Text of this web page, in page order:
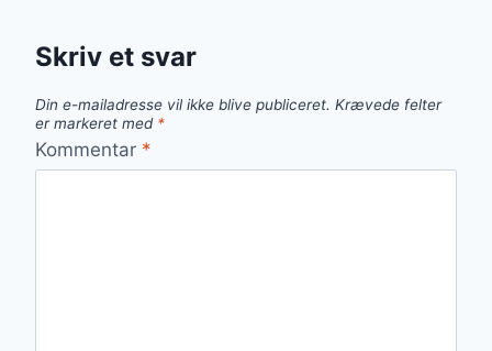
Skriv et svar
Din e-mailadresse vil ikke blive publiceret. Krævede felter
er markeret med *
Kommentar *